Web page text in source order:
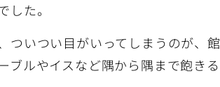
した。
ついつい目がいってしまうのが、
ブルやイスなど隅から隅まで飽き